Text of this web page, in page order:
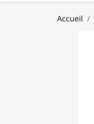
Accueil